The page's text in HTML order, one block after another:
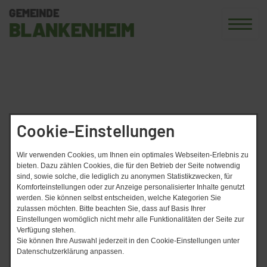
Cookie-Einstellungen
Wir verwenden Cookies, um Ihnen ein optimales Webseiten-Erlebnis zu
bieten. Dazu zählen Cookies, die für den Betrieb der Seite notwendig
sind, sowie solche, die lediglich zu anonymen Statistikzwecken, für
Komforteinstellungen oder zur Anzeige personalisierter Inhalte genutzt
werden. Sie können selbst entscheiden, welche Kategorien Sie
zulassen möchten. Bitte beachten Sie, dass auf Basis Ihrer
Einstellungen womöglich nicht mehr alle Funktionalitäten der Seite zur
Verfügung stehen.
Sie können Ihre Auswahl jederzeit in den Cookie-Einstellungen unter
Datenschutzerklärung anpassen.
Herzlich willkommen in Blankenheim.